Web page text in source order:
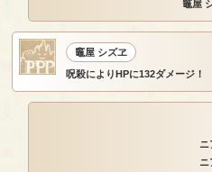
竈屋
竈屋 シズヱ
呪殺によりHPに132ダメージ！
ニ
ニ